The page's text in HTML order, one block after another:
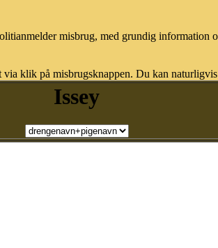
misbrug, med grundig information
klik på misbrugsknappen. Du kan
Issey